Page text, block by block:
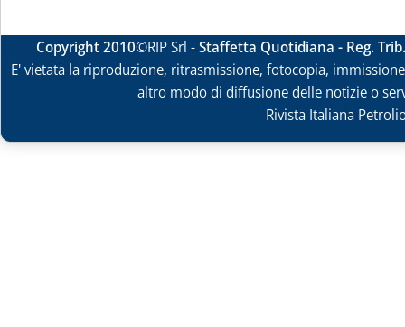
Copyright 2010©RIP Srl -Staffetta Quotidiana - Reg.
E' vietata la riproduzione, ritrasmissione, fotocopia,
altro modo di diffusione delle notizie o
Rivista Italiana